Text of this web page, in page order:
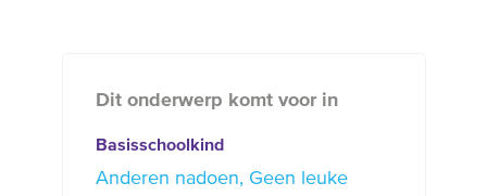
Dit onderwerp komt voor in
Basisschoolkind
Anderen nadoen
Geen leuke